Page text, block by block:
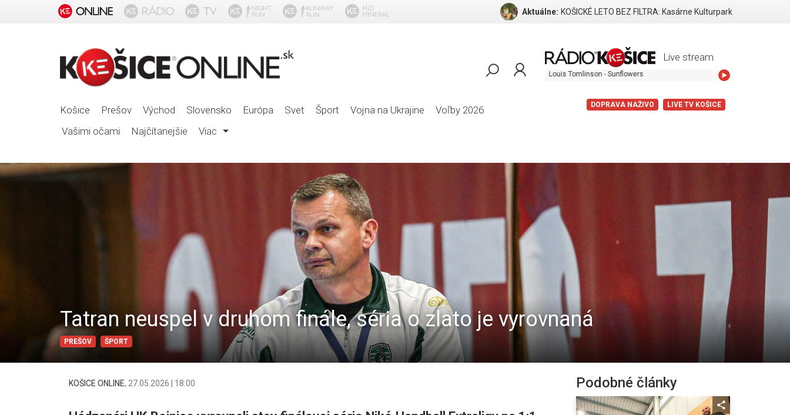
Aktuálne: KOŠICKÉ LETO BEZ FILTRA: Kasárne Kulturpark
Košice Prešov Východ Slovensko Európa Svet Šport Vojna na Ukrajine
Voľby 2026
Vašimi očami
Najčítanejšie Viac
Live stream
Louis Tomlinson - Sunflowers
DOPRAVA NAŽIVO LIVE TV KOŠICE
Tatran neuspel v druhom finále, séria o zlato je vyrovnaná
PREŠOV ŠPORT
KOŠICE ONLINE, 27.05.2026 | 18:00 Podobné články